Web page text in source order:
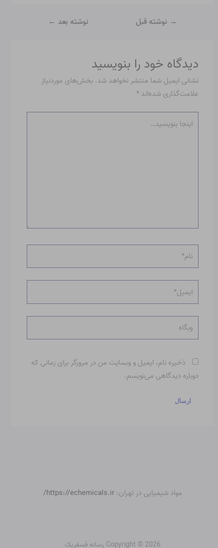
→ نوشته قبل نوشته بعد ←
دیدگاه‌ خود را بنویسید
نشانی ایمیل شما منتشر نخواهد شد. بخش‌های موردنیاز
علامت‌گذاری شده‌اند*
بنویسید…
نام*
وبگاه
ذخیره نام، ایمیل و وبسایت من در مرورگر برای زمانی که
دوباره دیدگاهی می‌نویسم.
مواد شیمیایی در تهران: https://echemicals.ir/
Copyright © 2026 رسانه فسفریک